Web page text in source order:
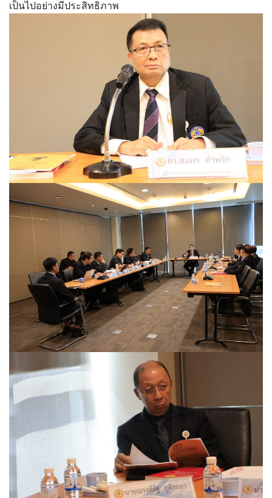
เป็นไปอย่างมีประสิทธิภาพ